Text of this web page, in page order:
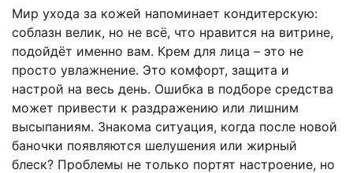
Мир ухода за кожей напоминает кондитерскую:
соблазн велик, но не всё, что нравится на витрине,
подойдёт именно вам. Крем для лица – это не
просто увлажнение. Это комфорт, защита и
настрой на весь день. Ошибка в подборе средства
может привести к раздражению или лишним
высыпаниям. Знакома ситуация, когда после новой
баночки появляются шелушения или жирный
блеск? Проблемы не только портят настроение, но